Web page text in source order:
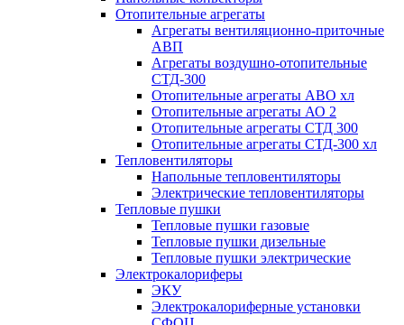
Отопительные агрегаты
Агрегаты вентиляционно-приточные
АВП
Агрегаты воздушно-отопительные
СТД-300
Отопительные агрегаты АВО хл
Отопительные агрегаты АО 2
Отопительные агрегаты СТД 300
Отопительные агрегаты СТД-300 хл
Тепловентиляторы
Напольные тепловентиляторы
Электрические тепловентиляторы
Тепловые пушки
Тепловые пушки газовые
Тепловые пушки дизельные
Тепловые пушки электрические
Электрокалориферы
ЭКУ
Электрокалориферные установки